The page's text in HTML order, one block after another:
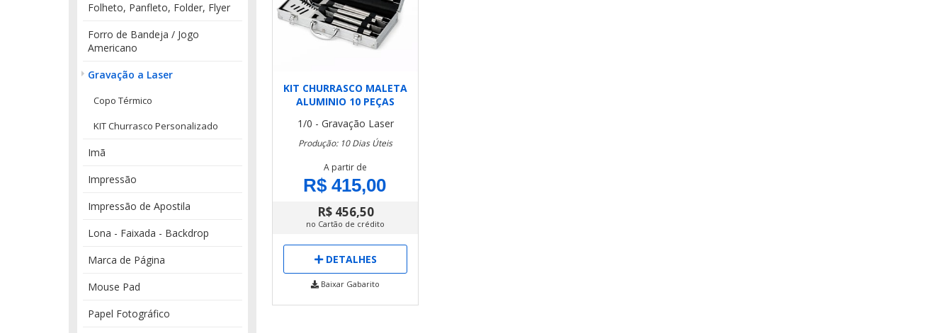
Folheto, Panfleto, Folder, Flyer
Forro de Bandeja / Jogo
Americano
Gravação a Laser
Copo Térmico
KIT Churrasco Personalizado
Imã
Impressão
Impressão de Apostila
Lona - Faixada - Backdrop
Marca de Página
Mouse Pad
Papel Fotográfico
KIT CHURRASCO MALETA
ALUMINIO 10 PEÇAS
1/0 - Gravação Laser
Produção: 10 Dias Úteis
A partir de
R$ 415,00
R$ 456,50
no Cartão de crédito
DETALHES
Baixar Gabarito